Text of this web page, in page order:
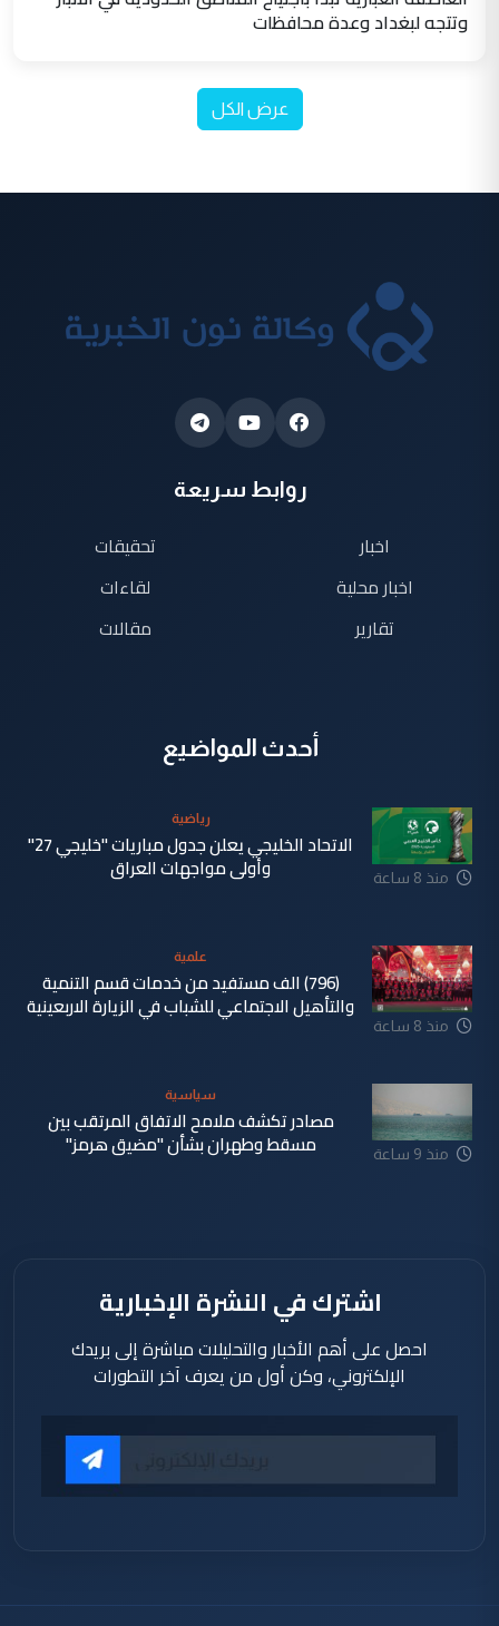
وتتجه لبغداد وعدة محافظات
عرض الكل
روابط سريعة
اخبار
اخبار محلية
تقارير
تحقيقات
لقاءات
مقالات
أحدث المواضيع
منذ 8 ساعة
رياضية
الاتحاد الخليجي يعلن جدول مباريات "خليجي 27"
وأولى مواجهات العراق
منذ 8 ساعة
علمية
(796) الف مستفيد من خدمات قسم التنمية
والتأهيل الاجتماعي للشباب في الزيارة الاربعينية
منذ 9 ساعة
سياسية
مصادر تكشف ملامح الاتفاق المرتقب بين
مسقط وطهران بشأن "مضيق هرمز"
اشترك في النشرة الإخبارية
احصل على أهم الأخبار والتحليلات مباشرة إلى بريدك
الإلكتروني، وكن أول من يعرف آخر التطورات